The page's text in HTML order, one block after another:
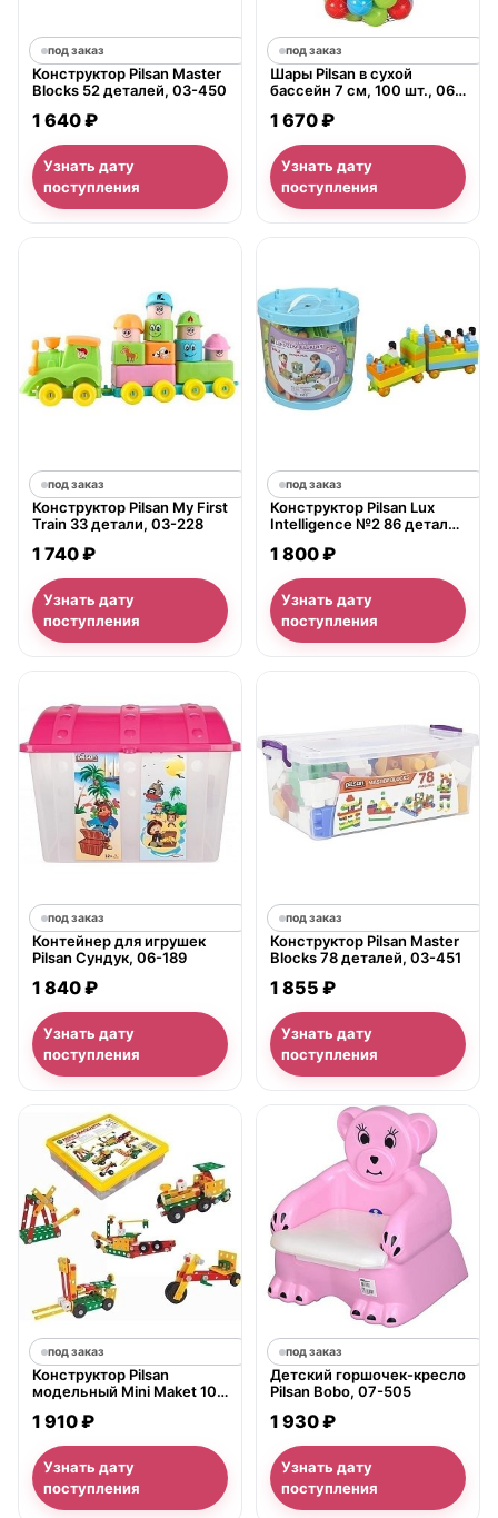
под заказ
Конструктор Pilsan Master
Blocks 52 деталей, 03-450
1 640 ₽
Узнать дату
поступления
под заказ
Шары Pilsan в сухой
бассейн 7 см, 100 шт., 06-
1 670 ₽
Узнать дату
поступления
под заказ
Конструктор Pilsan My First
Train 33 детали, 03-228
1 740 ₽
Узнать дату
поступления
под заказ
Конструктор Pilsan Lux
Intelligence №2 86 деталей
1 800 ₽
Узнать дату
поступления
под заказ
Контейнер для игрушек
Pilsan Сундук, 06-189
1 840 ₽
Узнать дату
поступления
под заказ
Конструктор Pilsan Master
Blocks 78 деталей, 03-451
1 855 ₽
Узнать дату
поступления
под заказ
Конструктор Pilsan
модельный Mini Maket 102
1 910 ₽
Узнать дату
поступления
под заказ
Детский горшочек-кресло
Pilsan Bobo, 07-505
1 930 ₽
Узнать дату
поступления